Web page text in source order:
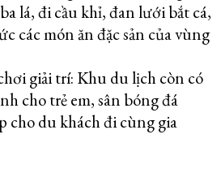
lá, đi cầu khỉ, đan lưới bắt cá,
các món ăn đặc sản của vùng
giải trí: Khu du lịch còn có
cho trẻ em, sân bóng đá
cho du khách đi cùng gia